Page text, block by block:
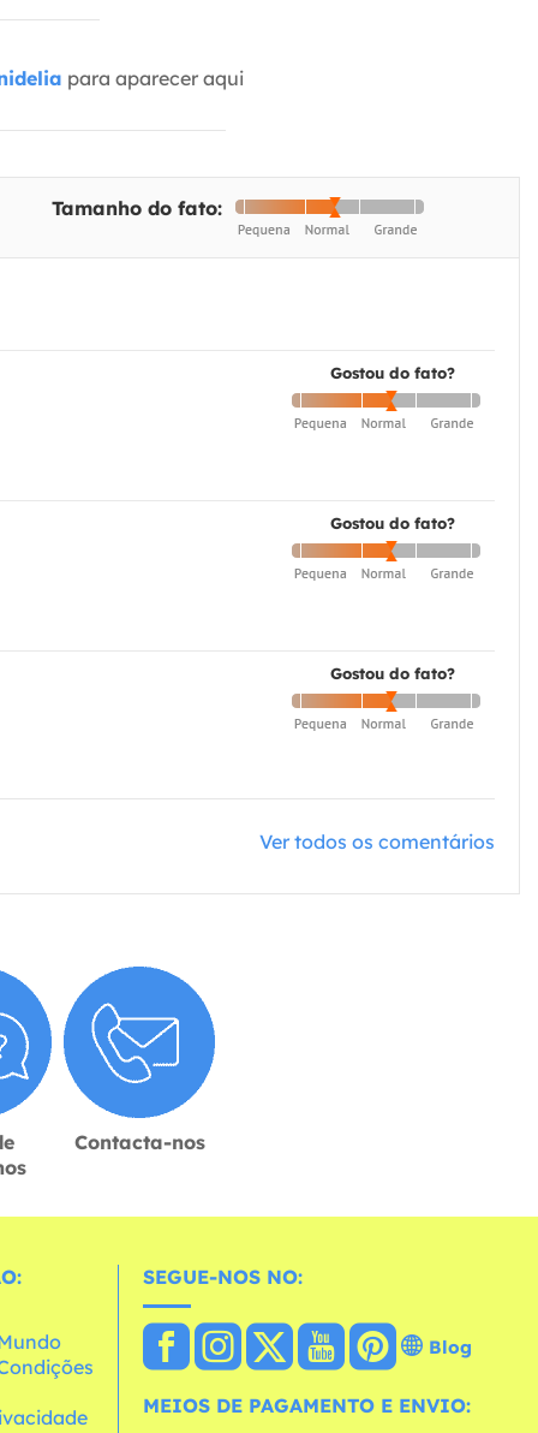
para aparecer aqui
Tamanho do fato:
Gostou do fato?
Gostou do fato?
Gostou do fato?
Ver todos os comentários
Contacta-nos
SEGUE-NOS NO:
Blog
MEIOS DE PAGAMENTO E ENVIO: